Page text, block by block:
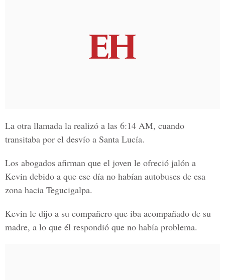
La otra llamada la realizó a las 6:14 AM, cuando
transitaba por el desvío a Santa Lucía.
Los abogados afirman que el joven le ofreció jalón a
Kevin debido a que ese día no habían autobuses de esa
zona hacia Tegucigalpa.
Kevin le dijo a su compañero que iba acompañado de su
madre, a lo que él respondió que no había problema.